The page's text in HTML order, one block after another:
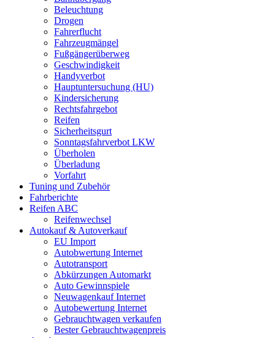
Beleuchtung
Drogen
Fahrerflucht
Fahrzeugmängel
Fußgängerüberweg
Geschwindigkeit
Handyverbot
Hauptuntersuchung (HU)
Kindersicherung
Rechtsfahrgebot
Reifen
Sicherheitsgurt
Sonntagsfahrverbot LKW
Überholen
Überladung
Vorfahrt
Tuning und Zubehör
Fahrberichte
Reifen ABC
Reifenwechsel
Autokauf & Autoverkauf
EU Import
Autobwertung Internet
Autotransport
Abkürzungen Automarkt
Auto Gewinnspiele
Neuwagenkauf Internet
Autobewertung Internet
Gebrauchtwagen verkaufen
Bester Gebrauchtwagenpreis